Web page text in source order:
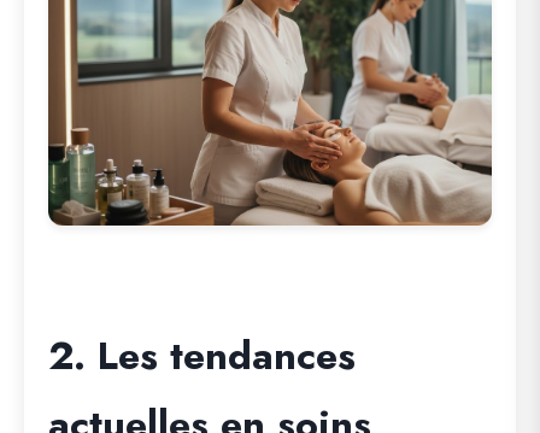
2. Les tendances